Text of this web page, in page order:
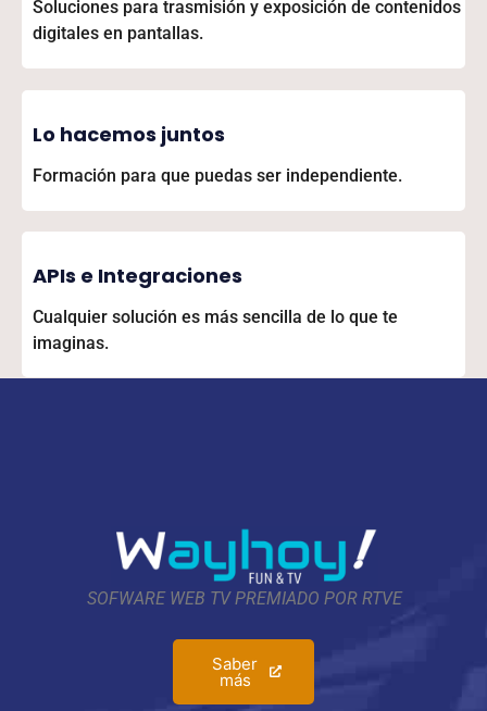
Soluciones para trasmisión y exposición de contenidos
digitales en pantallas.
Lo hacemos juntos
Formación para que puedas ser independiente.
APIs e Integraciones
Cualquier solución es más sencilla de lo que te
imaginas.
SOFWARE WEB TV PREMIADO POR RTVE
Saber
más